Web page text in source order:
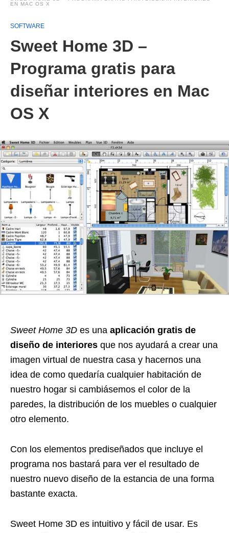
EN MAC OS X
SOFTWARE
Sweet Home 3D –
Programa gratis para
diseñar interiores en Mac
OS X
Sweet Home 3D es una aplicación gratis de
diseño de interiores que nos ayudará a crear una
imagen virtual de nuestra casa y hacernos una
idea de como quedaría cualquier habitación de
nuestro hogar si cambiásemos el color de la
paredes, la distribución de los muebles o cualquier
otro elemento.
Con los elementos prediseñados que incluye el
programa nos bastará para ver el resultado de
nuestro nuevo diseño de la estancia de una forma
bastante exacta.
Sweet Home 3D es intuitivo y fácil de usar. Es